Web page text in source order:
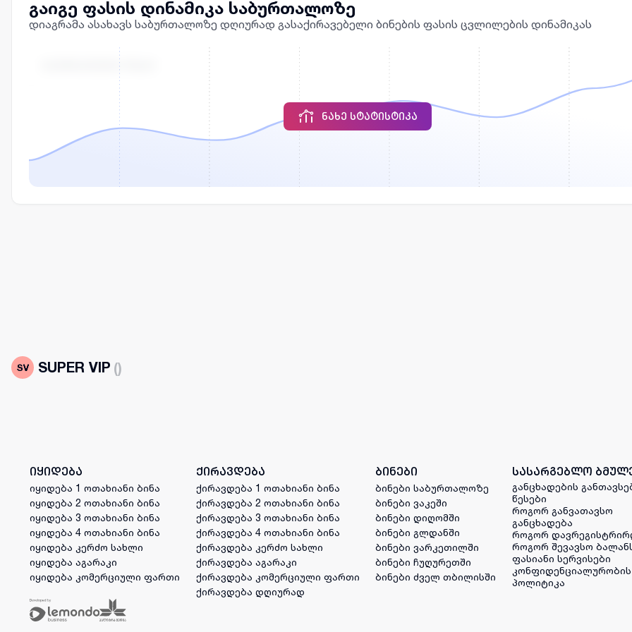
გაიგე ფასის დინამიკა საბურთალოზე
დიაგრამა ასახავს საბურთალოზე დღიურად გასაქირავებელი ბინების ფასის ცვლილების დინამიკას
ᲒᲐᲥᲘᲠᲐᲕᲔᲑᲘᲡ ᲤᲐᲡᲘ
ᲜᲐᲮᲔ ᲡᲢᲐᲢᲘᲡᲢᲘᲙᲐ
SUPER VIP ()
იყიდება
იყიდება 1 ოთახიანი ბინა
იყიდება 2 ოთახიანი ბინა
იყიდება 3 ოთახიანი ბინა
იყიდება 4 ოთახიანი ბინა
იყიდება კერძო სახლი
იყიდება აგარაკი
იყიდება კომერციული ფართი
ქირავდება
ქირავდება 1 ოთახიანი ბინა
ქირავდება 2 ოთახიანი ბინა
ქირავდება 3 ოთახიანი ბინა
ქირავდება 4 ოთახიანი ბინა
ქირავდება კერძო სახლი
ქირავდება აგარაკი
ქირავდება კომერციული ფართი
ქირავდება დღიურად
ბინები
ბინები საბურთალოზე
ბინები ვაკეში
ბინები დიღომში
ბინები გლდანში
ბინები ვარკეთილში
ბინები ჩუღურეთში
ბინები ძველ თბილისში
სასარგებლო
განცხადების
წესები
როგორ განვათავსო
განცხადება
როგორ
როგორ შევავსო
ფასიანი სერვისები
კონფიდენციალურობის
პოლიტიკა